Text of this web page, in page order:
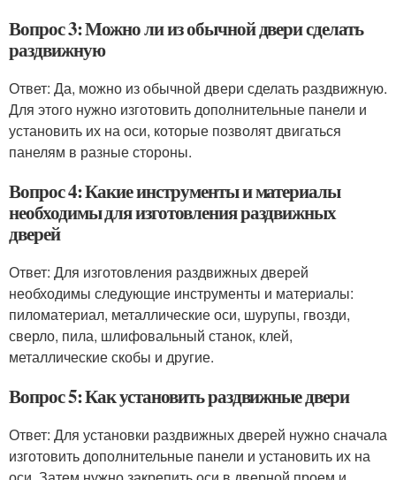
Вопрос 3: Можно ли из обычной двери сделать
раздвижную
Ответ: Да, можно из обычной двери сделать раздвижную.
Для этого нужно изготовить дополнительные панели и
установить их на оси, которые позволят двигаться
панелям в разные стороны.
Вопрос 4: Какие инструменты и материалы
необходимы для изготовления раздвижных
дверей
Ответ: Для изготовления раздвижных дверей
необходимы следующие инструменты и материалы:
пиломатериал, металлические оси, шурупы, гвозди,
сверло, пила, шлифовальный станок, клей,
металлические скобы и другие.
Вопрос 5: Как установить раздвижные двери
Ответ: Для установки раздвижных дверей нужно сначала
изготовить дополнительные панели и установить их на